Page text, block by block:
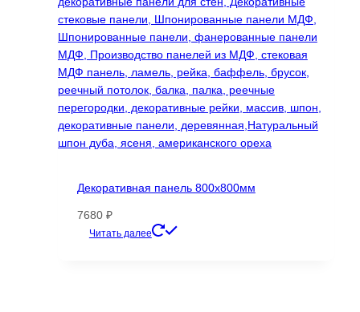
Декоративная панель 800х800мм
7680 ₽
Читать далее